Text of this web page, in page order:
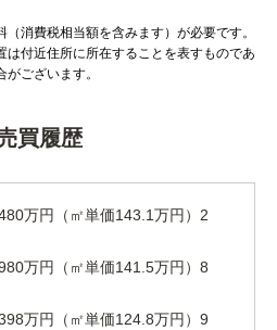
消費税相当額を含みます）が必要です。
付近住所に所在することを表すものであ
ございます。
買履歴
万円（㎡単価143.1万円）2
万円（㎡単価141.5万円）8
万円（㎡単価124.8万円）9